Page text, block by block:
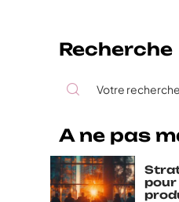
Recherche
A ne pas
pour